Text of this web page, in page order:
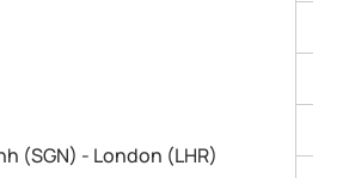
(SGN) - London (LHR)